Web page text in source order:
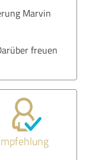
Marvin
freuen